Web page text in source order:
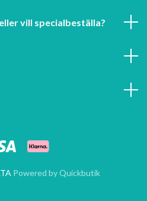
vill specialbeställa?
Powered by Quickbutik